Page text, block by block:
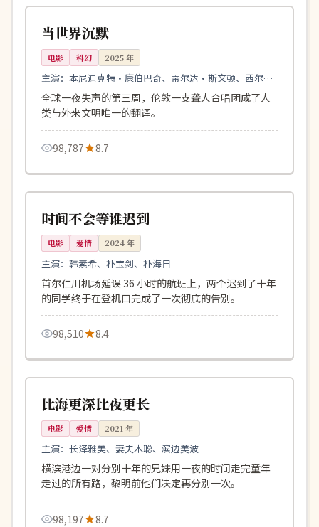
英国
当世界沉默
电影 科幻 2025年
主演：本尼迪克特·康伯巴奇、蒂尔达·斯文顿、西尔莎
·罗南
全球一夜失声的第三周，伦敦一支聋人合唱团成了人
类与外来文明唯一的翻译。
98,787 8.7
韩国
4K 110分钟
时间不会等谁迟到
电影 爱情 2024年
主演：韩素希、朴宝剑、朴海日
首尔仁川机场延误 36 小时的航班上，两个迟到了十年
的同学终于在登机口完成了一次彻底的告别。
98,510 8.4
日本
杜比 119分钟
比海更深比夜更长
电影 爱情 2021 年
主演：长泽雅美、妻夫木聪、滨边美波
横滨港边一对分别十年的兄妹用一夜的时间走完童年
走过的所有路，黎明前他们决定再分别一次。
98,197 8.7